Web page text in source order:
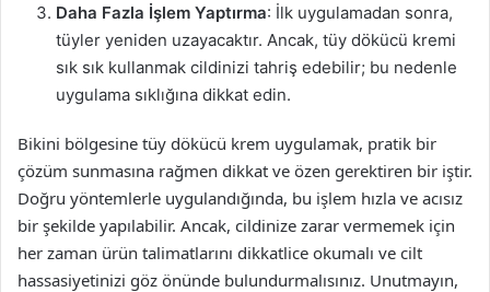
Daha Fazla İşlem Yaptırma: İlk uygulamadan sonra,
tüyler yeniden uzayacaktır. Ancak, tüy dökücü kremi
sık sık kullanmak cildinizi tahriş edebilir; bu nedenle
uygulama sıklığına dikkat edin.
Bikini bölgesine tüy dökücü krem uygulamak, pratik bir
çözüm sunmasına rağmen dikkat ve özen gerektiren bir iştir.
Doğru yöntemlerle uygulandığında, bu işlem hızla ve acısız
bir şekilde yapılabilir. Ancak, cildinize zarar vermemek için
her zaman ürün talimatlarını dikkatlice okumalı ve cilt
hassasiyetinizi göz önünde bulundurmalısınız. Unutmayın,